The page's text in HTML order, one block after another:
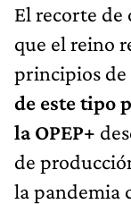
El recorte de
que el reino
principios de
de este tipo
la OPEP+
de
la pandemia